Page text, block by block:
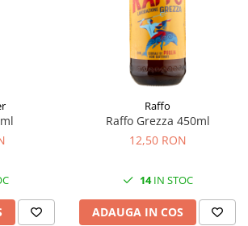
Raffo
Raffo Grezza 450ml
12,50 RON
14IN STOC
ADAUGA IN COS